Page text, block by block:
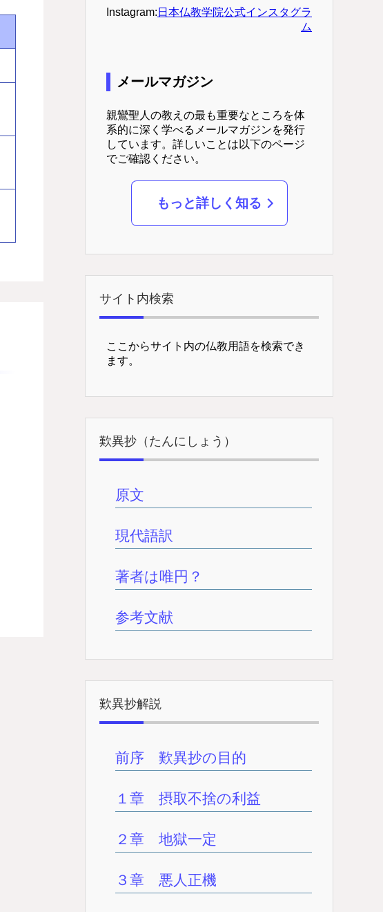
Instagram: 日本仏教学院公式インスタグラ
ム
メールマガジン
親鸞聖人の教えの最も重要なところを体
系的に深く学べるメールマガジンを発行
しています。詳しいことは以下のページ
でご確認ください。
もっと詳しく知る
サイト内検索
ここからサイト内の仏教用語を検索でき
ます。
歎異抄（たんにしょう）
原文
現代語訳
著者は唯円？
参考文献
歎異抄解説
前序 歎異抄の目的
１章 摂取不捨の利益
２章 地獄一定
３章 悪人正機